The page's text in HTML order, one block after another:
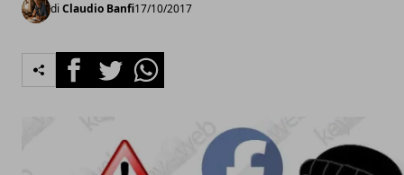
di Claudio Banfi17/10/2017
FacebookTwitterWhatsapp